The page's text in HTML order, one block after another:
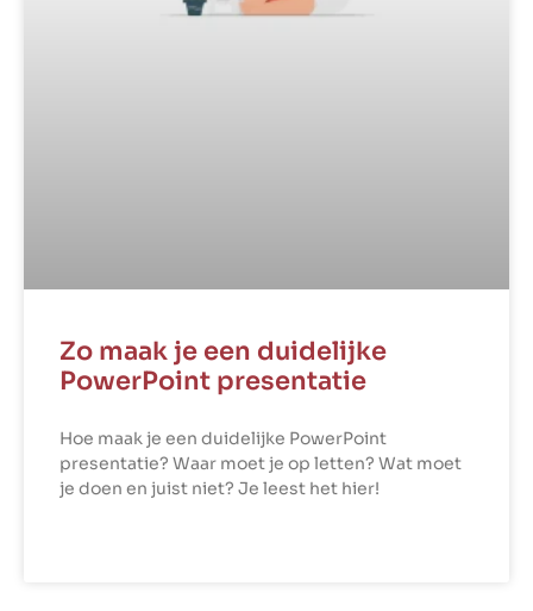
Zo maak je een duidelijke
PowerPoint presentatie
Hoe maak je een duidelijke PowerPoint
presentatie? Waar moet je op letten? Wat moet
je doen en juist niet? Je leest het hier!